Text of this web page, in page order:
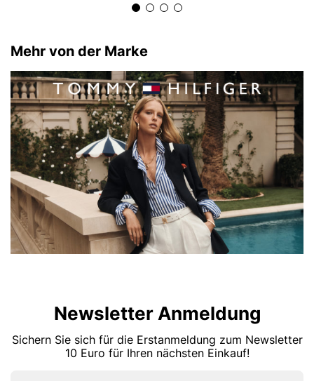
Mehr von der Marke
Newsletter Anmeldung
Sichern Sie sich für die Erstanmeldung zum Newsletter
10 Euro für Ihren nächsten Einkauf!